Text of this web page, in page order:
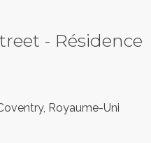
- Résidence
Royaume-Uni